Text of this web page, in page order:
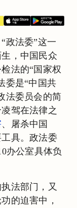
政法委”这一
，中国民众
法的“国家权
委是“中国共
法委员会的简
驾在法律之
、屠杀中国
具。政法委
办公室具体负
法部门，又
的迫害中，